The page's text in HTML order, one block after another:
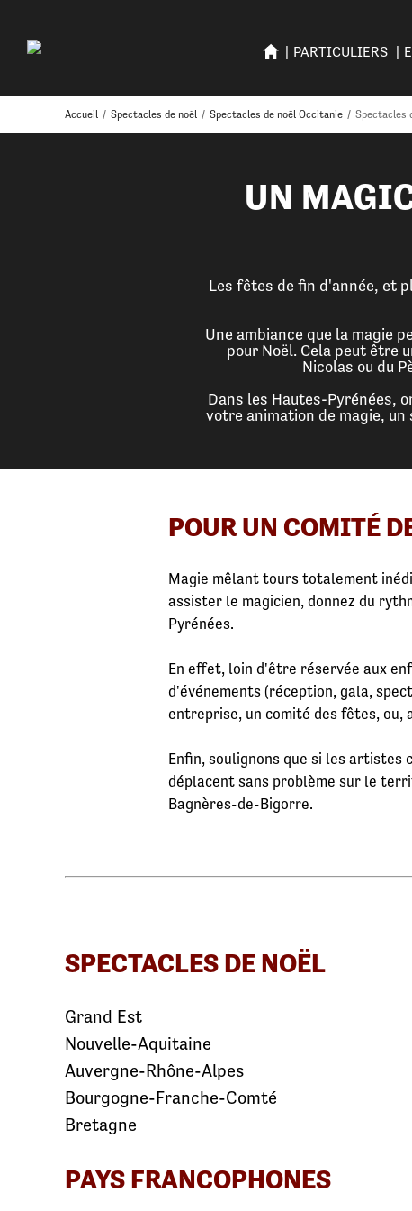
PARTICULIERS
Accueil / Spectacles de noël / Spectacles de noël Occitanie / Spectacles
UN
Les fêtes de fin d'année, et
Une ambiance que la magie
pour Noël. Cela peut être
Nicolas ou du
Dans les Hautes-Pyrénées,
votre animation de magie,
POUR UN COMITÉ
Magie mêlant tours totalement
assister le magicien, donnez du
Pyrénées.
En effet, loin d'être réservée aux
d'événements (réception, gala,
entreprise, un comité des fêtes,
Enfin, soulignons que si les
déplacent sans problème sur le
Bagnères-de-Bigorre.
SPECTACLES DE NOËL
Grand Est
Nouvelle-Aquitaine
Auvergne-Rhône-Alpes
Bourgogne-Franche-Comté
Bretagne
PAYS FRANCOPHONES